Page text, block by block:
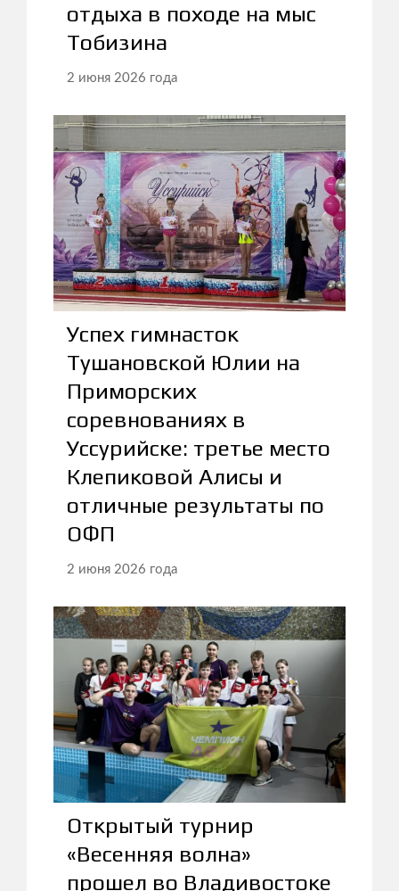
отдыха в походе на мыс
Тобизина
2 июня 2026 года
Успех гимнасток
Тушановской Юлии на
Приморских
соревнованиях в
Уссурийске: третье место
Клепиковой Алисы и
отличные результаты по
ОФП
2 июня 2026 года
Открытый турнир
«Весенняя волна»
прошел во Владивостоке